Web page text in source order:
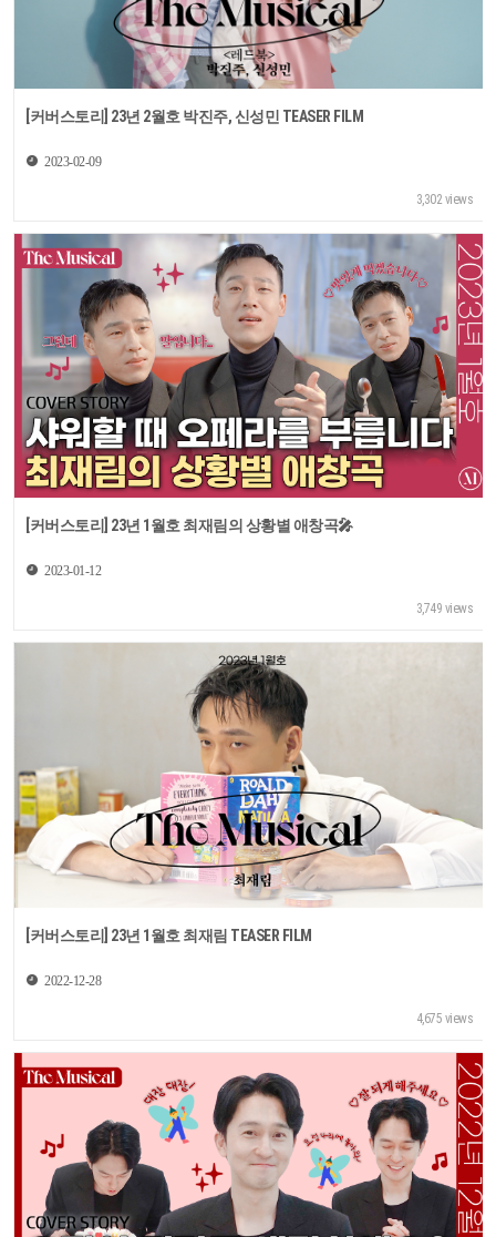
[커버스토리] 23년 2월호 박진주, 신성민 TEASER FILM
2023-02-09
3,302 views
[커버스토리] 23년 1월호 최재림의 상황별 애창곡🎤
2023-01-12
3,749 views
[커버스토리] 23년 1월호 최재림 TEASER FILM
2022-12-28
4,675 views